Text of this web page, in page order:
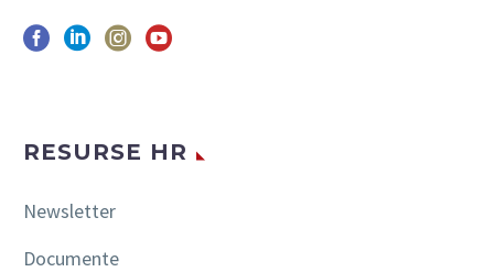
RESURSE HR
Newsletter
Documente